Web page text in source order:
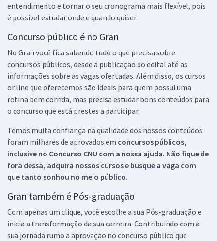
entendimento e tornar o seu cronograma mais flexível, pois
é possível estudar onde e quando quiser.
Concurso público é no Gran
No Gran você fica sabendo tudo o que precisa sobre
concursos públicos, desde a publicação do edital até as
informações sobre as vagas ofertadas. Além disso, os cursos
online que oferecemos são ideais para quem possui uma
rotina bem corrida, mas precisa estudar bons conteúdos para
o concurso que está prestes a participar.
Temos muita confiança na qualidade dos nossos conteúdos:
foram milhares de aprovados em concursos públicos,
inclusive no Concurso CNU com a nossa ajuda. Não fique de
fora dessa, adquira nossos cursos e busque a vaga com
que tanto sonhou no meio público.
Gran também é Pós-graduação
Com apenas um clique, você escolhe a sua Pós-graduação e
inicia a transformação da sua carreira. Contribuindo com a
sua jornada rumo a aprovação no concurso público que